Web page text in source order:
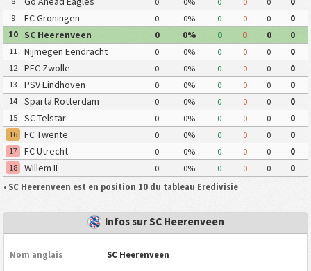
9
FC Groningen 0 0% 0 0 0
0
10
SC Heerenveen 0 0% 0 0 0
0
11
Nijmegen Eendracht
Combinatie
0 0% 0 0 0
0
12
PEC Zwolle 0 0% 0 0 0
0
13
PSV Eindhoven 0 0% 0 0 0
0
14
Sparta Rotterdam 0 0% 0 0 0
0
15
SC Telstar 0 0% 0 0 0
0
16
FC Twente 0 0% 0 0 0
0
17
FC Utrecht 0 0% 0 0 0
0
18
Willem II 0 0% 0 0 0
0
• SC Heerenveen est en position 10 du tableau Eredivisie
Infos sur SC Heerenveen
Nom anglais SC Heerenveen